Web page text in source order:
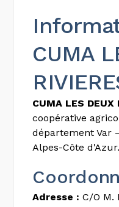
CUMA
CUMA LES DEUX
coopérative
département Var
Alpes-Côte d'Azur.
Adresse : C/O M.